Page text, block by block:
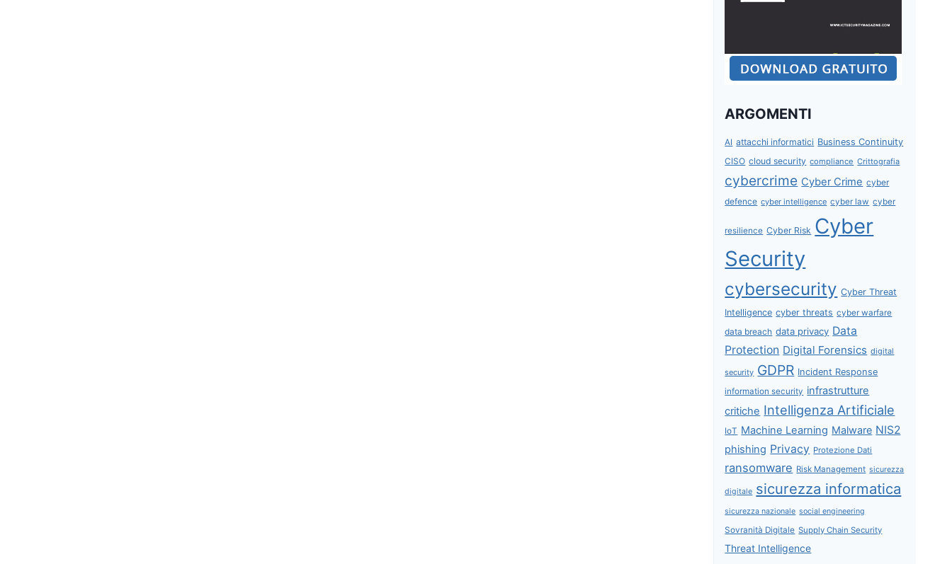
ARGOMENTI
AI attacchi informatici Business Continuity
CISO cloud security compliance Crittografia
cybercrime Cyber Crime cyber
defence cyber intelligence cyber law cyber
resilience Cyber Risk Cyber
Security
cybersecurity Cyber Threat
Intelligence cyber threats cyber warfare
data breach data privacy Data
Protection Digital Forensics digital
security GDPR Incident Response
information security infrastrutture
critiche Intelligenza Artificiale
IoT Machine Learning Malware NIS2
phishing Privacy Protezione Dati
ransomware Risk Management sicurezza
digitale sicurezza informatica
sicurezza nazionale social engineering
Sovranità Digitale Supply Chain Security
Threat Intelligence